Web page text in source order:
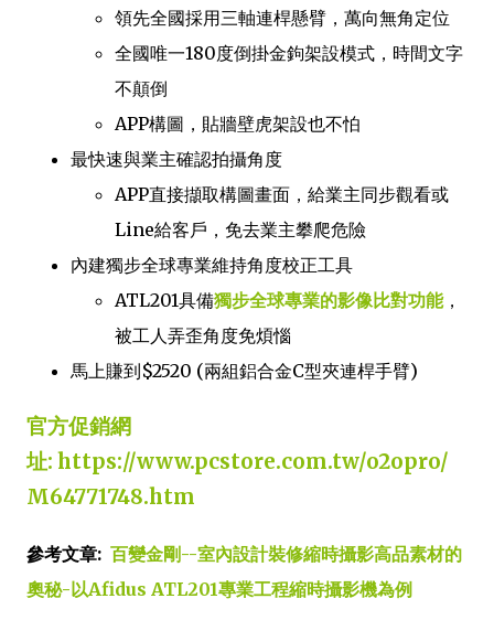
領先全國採用三軸連桿懸臂，萬向無角定位
全國唯一180度倒掛金鉤架設模式，時間文字
不顛倒
APP構圖，貼牆壁虎架設也不怕
最快速與業主確認拍攝角度
APP直接擷取構圖畫面，給業主同步觀看或
Line給客戶，免去業主攀爬危險
內建獨步全球專業維持角度校正工具
ATL201具備獨步全球專業的影像比對功能，
被工人弄歪角度免煩惱
馬上賺到$2520 (兩組鋁合金C型夾連桿手臂)
官方促銷網
址: https://www.pcstore.com.tw/o2opro/
M64771748.htm
參考文章: 百變金剛--室內設計裝修縮時攝影高品素材的
奧秘-以Afidus ATL201專業工程縮時攝影機為例